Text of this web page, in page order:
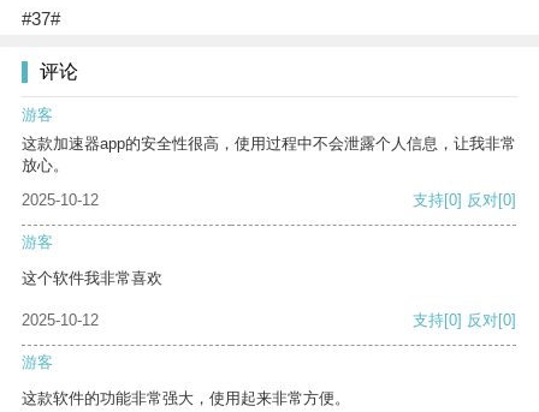
#37#
评论
游客
这款加速器app的安全性很高，使用过程中不会泄露个人信息，让我非常
放心。
2025-10-12
支持[0] 反对[0]
游客
这个软件我非常喜欢
2025-10-12 支持[0] 反对[0]
游客
这款软件的功能非常强大，使用起来非常方便。